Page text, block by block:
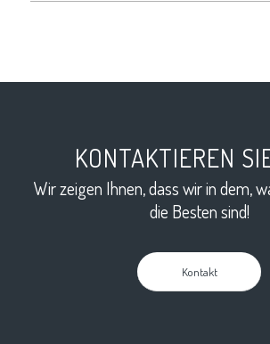
KONTAKTIEREN
Wir zeigen Ihnen, dass wir in dem,
die Besten sind!
Kontakt